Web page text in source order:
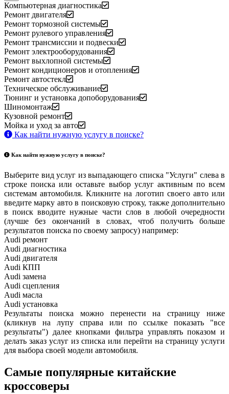
Компьютерная диагностика
Ремонт двигателя
Ремонт тормозной системы
Ремонт рулевого управления
Ремонт трансмиссии и подвески
Ремонт электрооборудования
Ремонт выхлопной системы
Ремонт кондиционеров и отопления
Ремонт автостекл
Техническое обслуживание
Тюнинг и установка допоборудования
Шиномонтаж
Кузовной ремонт
Мойка и уход за авто
Как найти нужную услугу в поиске?
Как найти нужную услугу в поиске?
Выберите вид услуг из выпадающего списка "Услуги" слева в
строке поиска или оставьте выбор услуг активным по всем
системам автомобиля. Кликните на логотип своего авто или
введите марку авто в поисковую строку, также дополнительно
в поиск вводите нужные части слов в любой очередности
(лучше без окончаний в словах, чтоб получить больше
результатов поиска по своему запросу) например:
Audi ремонт
Audi диагностика
Audi двигателя
Audi КПП
Audi замена
Audi сцепления
Audi масла
Audi установка
Результаты поиска можно перенести на страницу ниже
(кликнув на лупу справа или по ссылке показать "все
результаты") далее кнопками фильтра управлять показом и
делать заказ услуг из списка или перейти на страницу услуги
для выбора своей модели автомобиля.
Самые популярные китайские
кроссоверы